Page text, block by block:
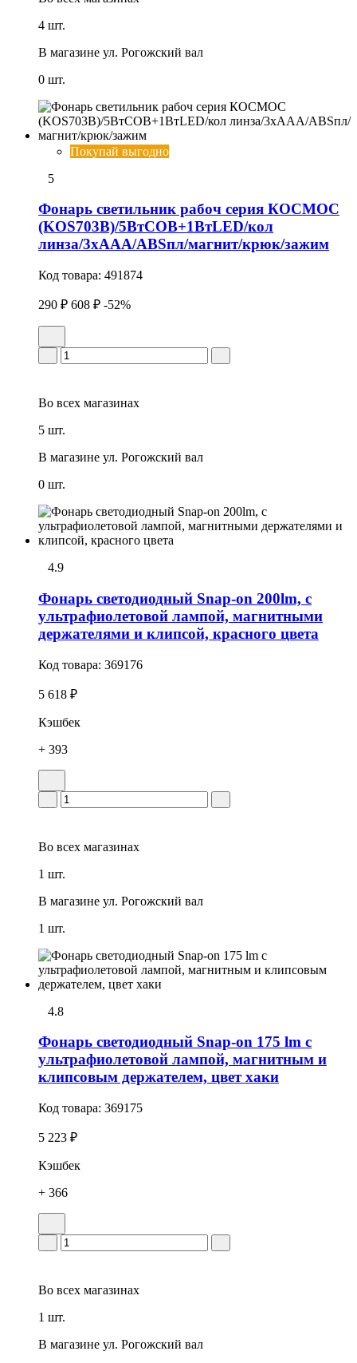
4 шт.
В магазине ул. Рогожский вал
0 шт.
Покупай выгодно
5
Фонарь светильник рабоч серия КОСМОС
(KOS703B)/5ВтCOB+1ВтLED/кол
линза/3xAAА/ABSпл/магнит/крюк/зажим
Код товара: 491874
290 ₽ 608 ₽ -52%
Во всех магазинах
5 шт.
В магазине ул. Рогожский вал
0 шт.
4.9
Фонарь светодиодный Snap-on 200lm, с
ультрафиолетовой лампой, магнитными
держателями и клипсой, красного цвета
Код товара: 369176
5 618 ₽
Кэшбек
+ 393
Во всех магазинах
1 шт.
В магазине ул. Рогожский вал
1 шт.
4.8
Фонарь светодиодный Snap-on 175 lm с
ультрафиолетовой лампой, магнитным и
клипсовым держателем, цвет хаки
Код товара: 369175
5 223 ₽
Кэшбек
+ 366
Во всех магазинах
1 шт.
В магазине ул. Рогожский вал